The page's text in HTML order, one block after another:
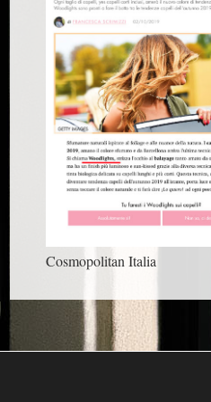
Cosmopolitan Italia